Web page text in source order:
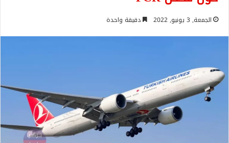
الجمعة, 3 يونيو, 2022 دقيقة واحدة